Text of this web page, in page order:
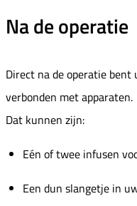
Na de operatie
Direct na de operatie bent
verbonden met apparaten.
Dat kunnen zijn:
Eén of twee infusen
Een dun slangetje in